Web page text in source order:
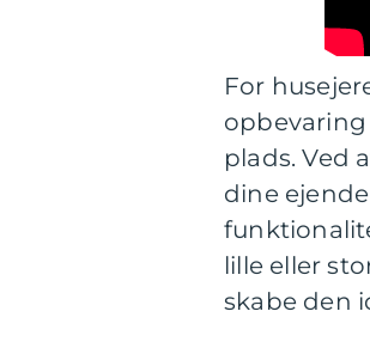
For
plads. Ved
dine
lille eller
skabe den